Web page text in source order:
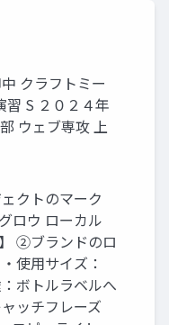
クラフトミー
習 S ２０２４年
ウェブ専攻 上
クトのマーク
ロウ ローカル
②ブランドのロ
使用サイズ：
ボトルラベルへ
ッチフレーズ